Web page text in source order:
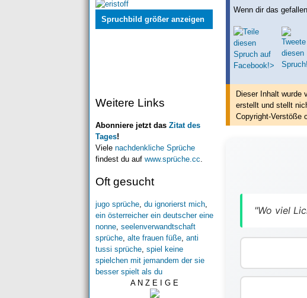
Spruchbild größer anzeigen
Weitere Links
Abonniere jetzt das Zitat des
Tages!
Viele nachdenkliche Sprüche
findest du auf www.sprüche.cc
Oft gesucht
jugo sprüche, du ignorierst mich,
ein österreicher ein deutscher eine
nonne, seelenverwandtschaft
sprüche, alte frauen füße, anti
tussi sprüche, spiel keine
spielchen mit jemandem der sie
besser spielt als du
A N Z E I G E
Wenn dir das
Dieser Inhalt wurde
erstelltund stellt
Copyright-Verstöße
"Wo viel